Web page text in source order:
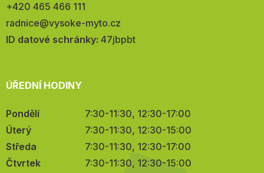
Telefon:
+420 465 466 111
E-
mail:
radnice@vysoke-myto.cz
ID datové schránky: 47jbpbt
ÚŘEDNÍ HODINY
Pondělí
7:30-11:30, 12:30-17:00
Úterý
7:30-11:30, 12:30-15:00
Středa
7:30-11:30, 12:30-17:00
Čtvrtek
7:30-11:30, 12:30-15:00